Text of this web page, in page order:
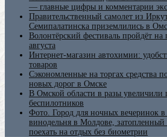
— главные цифры и комментарии
Правительственный самолет из
Семипалатинска приземлились в
Волонтёрский фестиваль пройдёт
августа
Интернет-магазин автохимии:
товаров
Сэкономленные на торгах средства
новых дорог в Омске
В Омской области в разы увеличили
беспилотников
Фото. Город для ночных вечеринок
винодельня в Молдове, затопленный
поехать на отдых без биометрии